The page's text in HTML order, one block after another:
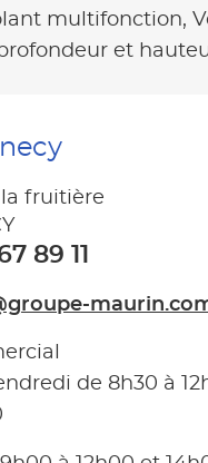
multifonction,
et
fruitière
89 11
de 8h30 à